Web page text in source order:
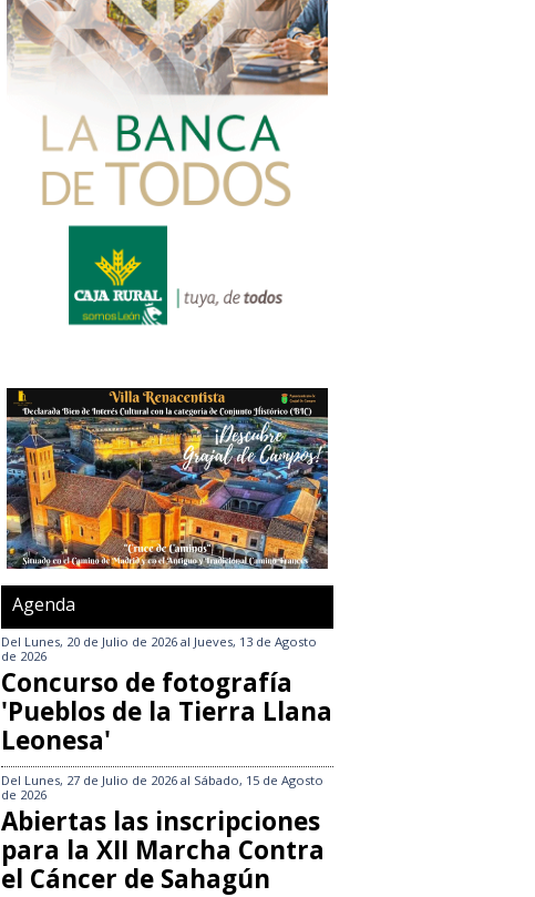
Agenda
Del Lunes, 20 de Julio de 2026 al Jueves, 13 de Agosto
de 2026
Concurso de fotografía
'Pueblos de la Tierra Llana
Leonesa'
Del Lunes, 27 de Julio de 2026 al Sábado, 15 de Agosto
de 2026
Abiertas las inscripciones
para la XII Marcha Contra
el Cáncer de Sahagún